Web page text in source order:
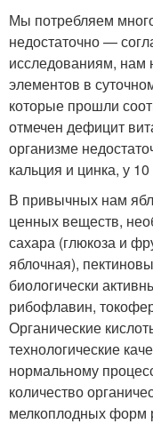
Мы потребляем
недостаточно —
исследованиям, нам
элементов в
которые прошли
отмечен дефицит
организме
кальция и цинка, у
В привычных нам
ценных веществ,
сахара (глюкоза и
яблочная),
биологически
рибофлавин,
Органические
технологические
нормальному
количество
мелкоплодных форм